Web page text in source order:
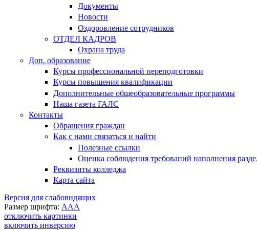
Документы
Новости
Оздоровление сотрудников
ОТДЕЛ КАДРОВ
Охрана труда
Доп. образование
Курсы профессиональной переподготовки
Курсы повышения квалификации
Дополнительные общеобразовательные программы
Наша газета ГАЛС
Контакты
Обращения граждан
Как с нами связаться и найти
Полезные ссылки
Оценка соблюдения требований наполнения
Реквизиты колледжа
Карта сайта
Версия для слабовидящих
Размер шрифта: AAA
отключить картинки
включить инверсию